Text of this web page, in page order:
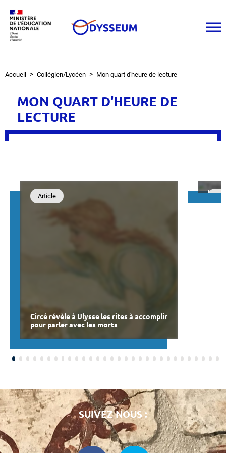
contenu
principal
Fil
Accueil Collégien/Lycéen Mon quart d'heure de lecture
MON QUART D'HEURE DE
LECTURE
Circé révèle à Ulysse les rites à accomplir
pour parler avec les morts
Article
SUIVEZ NOUS :